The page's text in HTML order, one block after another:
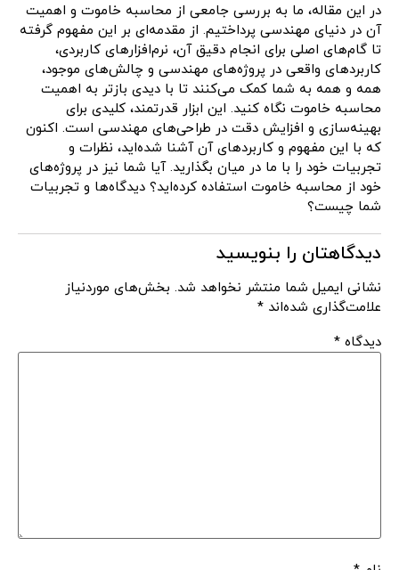
در این مقاله، ما به بررسی جامعی از محاسبه خاموت و اهمیت
آن در دنیای مهندسی پرداختیم. از مقدمه‌ای بر این مفهوم گرفته
تا گام‌های اصلی برای انجام دقیق آن، نرم‌افزارهای کاربردی،
کاربردهای واقعی در پروژه‌های مهندسی و چالش‌های موجود،
همه و همه به شما کمک می‌کنند تا با دیدی بازتر به اهمیت
محاسبه خاموت نگاه کنید. این ابزار قدرتمند، کلیدی برای
بهینه‌سازی و افزایش دقت در طراحی‌های مهندسی است. اکنون
که با این مفهوم و کاربردهای آن آشنا شده‌اید، نظرات و
تجربیات خود را با ما در میان بگذارید. آیا شما نیز در پروژه‌های
خود از محاسبه خاموت استفاده کرده‌اید؟ دیدگاه‌ها و تجربیات
شما چیست؟
دیدگاهتان را بنویسید
نشانی ایمیل شما منتشر نخواهد شد. بخش‌های موردنیاز
علامت‌گذاری شده‌اند *
دیدگاه *